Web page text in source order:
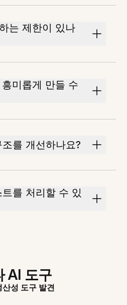
는 제한이 있나
미롭게 만들 수
를 개선하나요?
를 처리할 수 있
AI 도구
성 도구 발견